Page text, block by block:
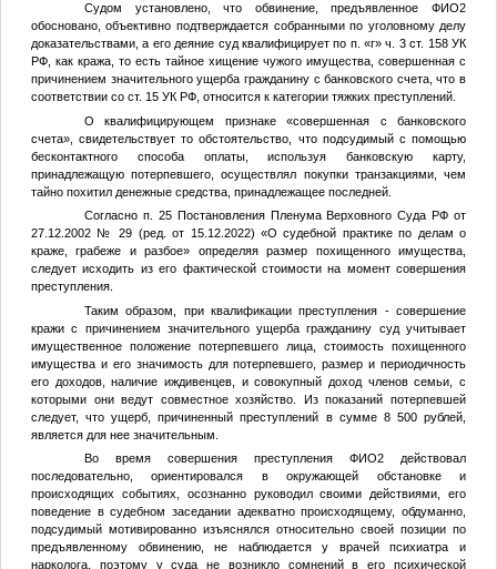
Судом установлено, что обвинение, предъявленноеФИО2
обосновано, объективно подтверждается собранными по уголовному делу
доказательствами, а его деяние суд квалифицирует по п. «г» ч. 3 ст. 158 УК
РФ, как кража, то есть тайное хищение чужого имущества, совершенная с
причинением значительного ущерба гражданину с банковского счета, что в
соответствии со ст. 15 УК РФ, относится к категории тяжких преступлений.
О квалифицирующем признаке «совершенная с банковского
счета», свидетельствует то обстоятельство, что подсудимый с помощью
бесконтактного способа оплаты, используя банковскую карту,
принадлежащую потерпевшего, осуществлял покупки транзакциями, чем
тайно похитил денежные средства, принадлежащее последней.
Согласно п. 25 Постановления Пленума Верховного Суда РФ от
27.12.2002 № 29 (ред. от 15.12.2022) «О судебной практике по делам о
краже, грабеже и разбое» определяя размер похищенного имущества,
следует исходить из его фактической стоимости на момент совершения
преступления.
Таким образом, при квалификации преступления - совершение
кражи с причинением значительного ущерба гражданину суд учитывает
имущественное положение потерпевшего лица, стоимость похищенного
имущества и его значимость для потерпевшего, размер и периодичность
его доходов, наличие иждивенцев, и совокупный доход членов семьи, с
которыми они ведут совместное хозяйство. Из показаний потерпевшей
следует, что ущерб, причиненный преступлений в сумме 8 500 рублей,
является для нее значительным.
Во время совершения преступленияФИО2 действовал
последовательно, ориентировался в окружающей обстановке и
происходящих событиях, осознанно руководил своими действиями, его
поведение в судебном заседании адекватно происходящему, обдуманно,
подсудимый мотивированно изъяснялся относительно своей позиции по
предъявленному обвинению, не наблюдается у врачей психиатра и
нарколога, поэтому у суда не возникло сомнений в его психической